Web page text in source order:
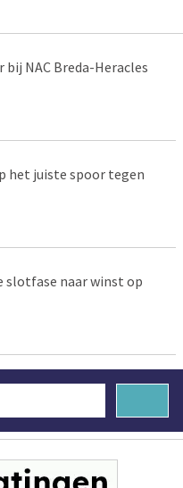
bij NAC Breda-Heracles
het juiste spoor tegen
slotfase naar winst op